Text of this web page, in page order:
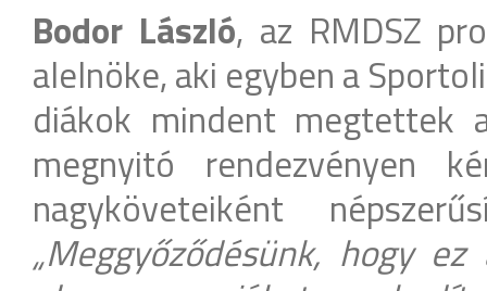
Bodor László, az RMDSZ
alelnöke, aki egyben a
diákok mindent megtettek
megnyitó rendezvényen
nagyköveteiként
„Meggyőződésünk, hogy